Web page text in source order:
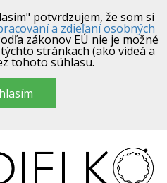
potvrdzujem, že som si
a zdieľaní osobných
zákonov EÚ nie je možné
stránkach (ako videá a
tohoto súhlasu.